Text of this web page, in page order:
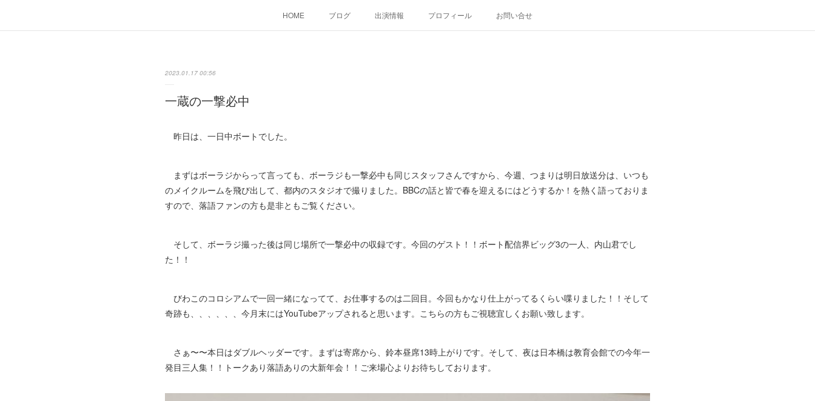
HOME ブログ 出演情報 プロフィール お問い合せ
2023.01.17 00:56
一蔵の一撃必中
昨日は、一日中ボートでした。
まずはボーラジからって言っても、ボーラジも一撃必中も同じスタッフさんですから、今週、つまりは明日放送分は、いつも
のメイクルームを飛び出して、都内のスタジオで撮りました。BBCの話と皆で春を迎えるにはどうするか！を熱く語っておりま
すので、落語ファンの方も是非ともご覧ください。
そして、ボーラジ撮った後は同じ場所で一撃必中の収録です。今回のゲスト！！ボート配信界ビッグ3の一人、内山君でし
た！！
びわこのコロシアムで一回一緒になってて、お仕事するのは二回目。今回もかなり仕上がってるくらい喋りました！！そして
奇跡も、、、、、、今月末にはYouTubeアップされると思います。こちらの方もご視聴宜しくお願い致します。
さぁ〜〜本日はダブルヘッダーです。まずは寄席から、鈴本昼席13時上がりです。そして、夜は日本橋は教育会館での今年一
発目三人集！！トークあり落語ありの大新年会！！ご来場心よりお待ちしております。